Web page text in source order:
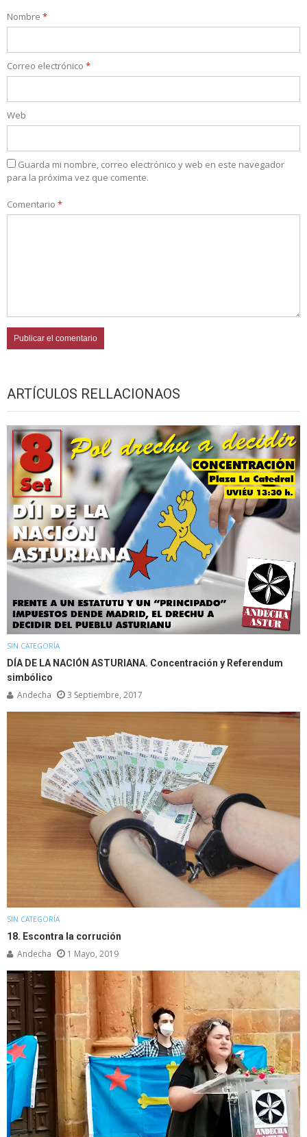
Nombre *
Correo electrónico *
Web
Guarda mi nombre, correo electrónico y web en este navegador
para la próxima vez que comente.
Comentario *
ARTÍCULOS RELLACIONAOS
SIN CATEGORÍA
DÍA DE LA NACIÓN ASTURIANA. Concentración y Referendum
simbólico
Andecha 3 Septiembre, 2017
SIN CATEGORÍA
18. Escontra la corrución
Andecha 1 Mayo, 2019